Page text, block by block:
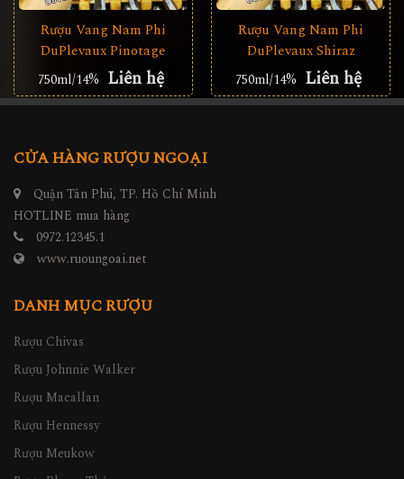
Rượu Vang Nam Phi
DuPlevaux Pinotage
750ml/14% Liên hệ
Rượu Vang Nam Phi
DuPlevaux Shiraz
750ml/14% Liên hệ
CỬA HÀNG RƯỢU NGOẠI
Quận Tân Phú, TP. Hồ Chí Minh
HOTLINE mua hàng
0972.12345.1
www.ruoungoai.net
DANH MỤC RƯỢU
Rượu Chivas
Rượu Johnnie Walker
Rượu Macallan
Rượu Hennessy
Rượu Meukow